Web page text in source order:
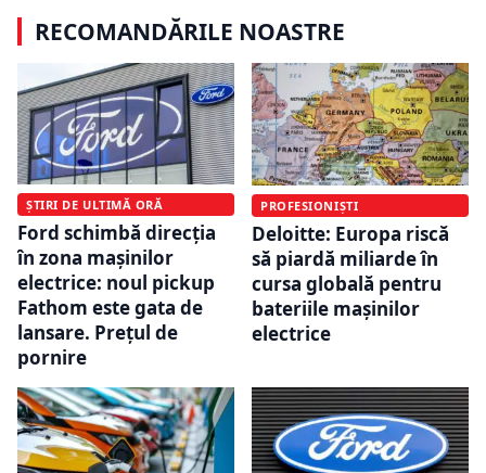
RECOMANDĂRILE NOASTRE
ȘTIRI DE ULTIMĂ ORĂ
Ford schimbă direcția
în zona mașinilor
electrice: noul pickup
Fathom este gata de
lansare. Prețul de
pornire
PROFESIONIȘTI
Deloitte: Europa riscă
să piardă miliarde în
cursa globală pentru
bateriile mașinilor
electrice